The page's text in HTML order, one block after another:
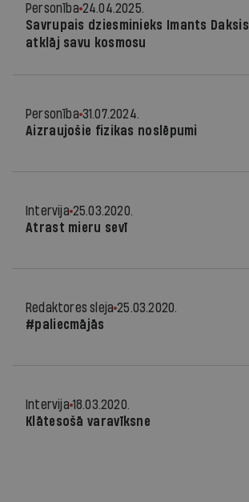
Personība 24.04.2025.
Savrupais dziesminieks Imants Daksis
atklāj savu kosmosu
Personība 31.07.2024.
Aizraujošie fizikas noslēpumi
Intervija 25.03.2020.
Atrast mieru sevī
Redaktores sleja 25.03.2020.
#paliecmājās
Intervija 18.03.2020.
Klātesošā varavīksne